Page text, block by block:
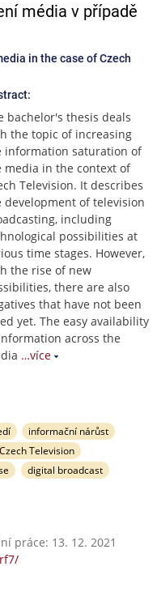
média v případě
in the case of Czech
bachelor's thesis deals
the topic of increasing
information saturation of
media in the context of
Television. It describes
development of television
including
possibilities at
time stages. However,
the rise of new
there are also
that have not been
yet. The easy availability
across the
…více
informační nárůst
Czech Television
digital broadcast
práce: 13. 12. 2021